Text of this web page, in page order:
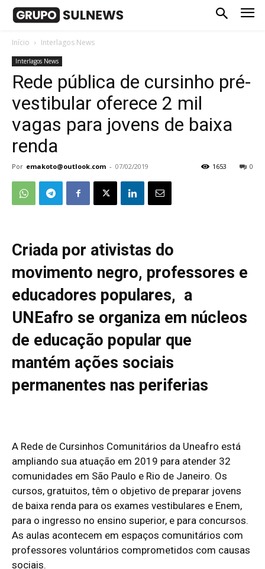
Início Interlagos News
Interlagos News
Rede pública de cursinho pré-
vestibular oferece 2 mil
vagas para jovens de baixa
renda
Por emakoto@outlook.com - 07/02/2019 0
1653
Criada por ativistas do
movimento negro, professores e
educadores populares, a
UNEafro se organiza em núcleos
de educação popular que
mantém ações sociais
permanentes nas periferias
A Rede de Cursinhos Comunitários da Uneafro está
ampliando sua atuação em 2019 para atender 32
comunidades em São Paulo e Rio de Janeiro. Os
cursos, gratuitos, têm o objetivo de preparar jovens
de baixa renda para os exames vestibulares e Enem,
para o ingresso no ensino superior, e para concursos.
As aulas acontecem em espaços comunitários com
professores voluntários comprometidos com causas
sociais.